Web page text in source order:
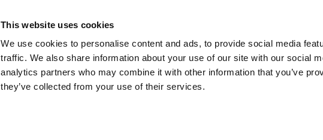
This website uses cookies
We use cookies to personalise content and ads, to provide social media
traffic. We also share information about your use of our site with our social
analytics partners who may combine it with other information that you’ve
they’ve collected from your use of their services.
Competitions